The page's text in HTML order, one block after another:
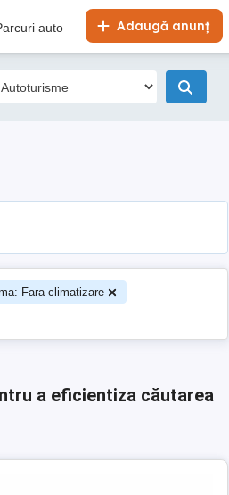
Adaugă anunț
auto
Fara climatizare
a eficientiza căutarea